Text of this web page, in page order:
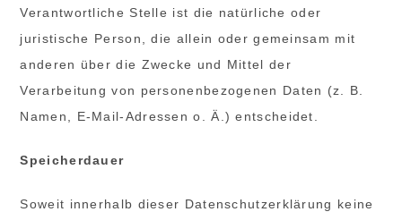
Verantwortliche Stelle ist die natürliche oder
juristische Person, die allein oder gemeinsam mit
anderen über die Zwecke und Mittel der
Verarbeitung von personenbezogenen Daten (z. B.
Namen, E-Mail-Adressen o. Ä.) entscheidet.
Speicherdauer
Soweit innerhalb dieser Datenschutzerklärung keine